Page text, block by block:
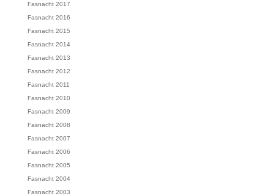
Fasnacht 2017
Fasnacht 2016
Fasnacht 2015
Fasnacht 2014
Fasnacht 2013
Fasnacht 2012
Fasnacht 2011
Fasnacht 2010
Fasnacht 2009
Fasnacht 2008
Fasnacht 2007
Fasnacht 2006
Fasnacht 2005
Fasnacht 2004
Fasnacht 2003